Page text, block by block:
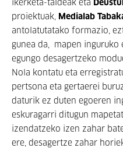
ikerketa-taldeak eta
proiektuak, Medialab
antolatutatako formazio,
gunea da, mapen inguruko
egungo desagertzeko
Nola kontatu eta
pertsona eta gertaerei
daturik ez duten egoeren
eskuragarri ditugun
izendatzeko izen zahar
ere, desagertze zahar